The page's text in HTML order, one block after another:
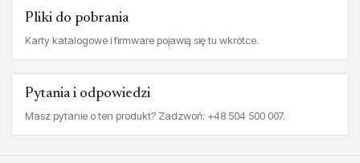
Pliki do pobrania
Karty katalogowe i firmware pojawią się tu wkrótce.
Pytania i odpowiedzi
Masz pytanie o ten produkt? Zadzwoń: +48 504 500 007.